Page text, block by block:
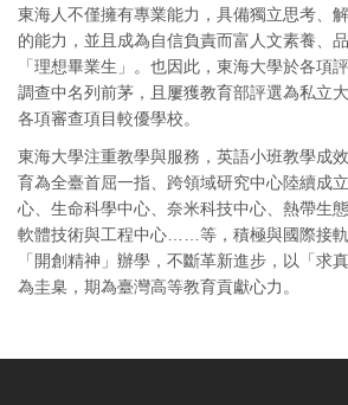
東海人不僅擁有專業能力，具備獨立思考、
的能力，並且成為自信負責而富人文素養、
「理想畢業生」。也因此，東海大學於各項
調查中名列前茅，且屢獲教育部評選為私立
各項審查項目較優學校。
東海大學注重教學與服務，英語小班教學成
育為全臺首屈一指、跨領域研究中心陸續成
心、生命科學中心、奈米科技中心、熱帶生
軟體技術與工程中心……等，積極與國際接
「開創精神」辦學，不斷革新進步，以「求
為圭臬，期為臺灣高等教育貢獻心力。